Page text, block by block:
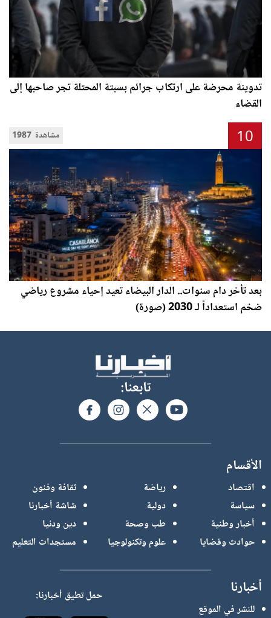
تدوينة محرضة على ارتكاب جرائم بسبتة المحتلة تجر صاحبها إلى
القضاء
1987 مشاهدة 10
بعد تأخر دام سنوات.. الدار البيضاء تعيد إحياء مشروع رياضي
ضخم استعداداً لـ 2030 (صورة)
تابعنا:
الأقسام
ثقافة وفنون
شاشة أخبارنا
دين ودنيا
مستجدات التعليم
رياضة
دولية
طب وصحة
علوم وتكنولوجيا
اقتصاد
سياسة
أخبار وطنية
حوادث وقضايا
حمل تطيق أخبارنا: أخبارنا
للنشر في الموقع